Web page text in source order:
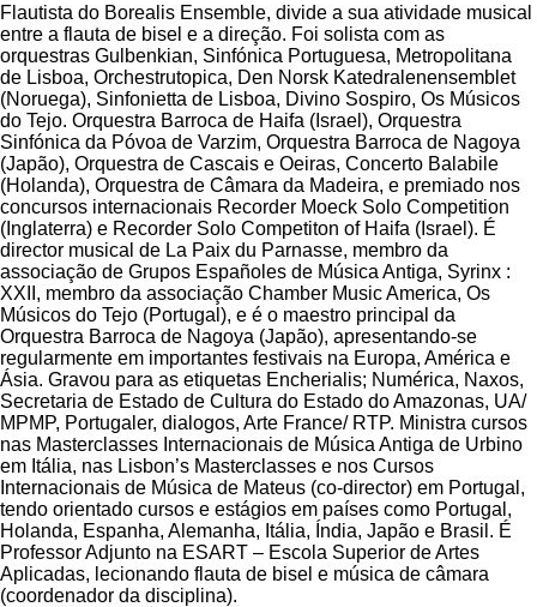
Flautista do Borealis Ensemble, divide a sua atividade musical
entre a flauta de bisel e a direção. Foi solista com as
orquestras Gulbenkian, Sinfónica Portuguesa, Metropolitana
de Lisboa, Orchestrutopica, Den Norsk Katedralenensemblet
(Noruega), Sinfonietta de Lisboa, Divino Sospiro, Os Músicos
do Tejo. Orquestra Barroca de Haifa (Israel), Orquestra
Sinfónica da Póvoa de Varzim, Orquestra Barroca de Nagoya
(Japão), Orquestra de Cascais e Oeiras, Concerto Balabile
(Holanda), Orquestra de Câmara da Madeira, e premiado nos
concursos internacionais Recorder Moeck Solo Competition
(Inglaterra) e Recorder Solo Competiton of Haifa (Israel). É
director musical de La Paix du Parnasse, membro da
associação de Grupos Españoles de Música Antiga, Syrinx :
XXII, membro da associação Chamber Music America, Os
Músicos do Tejo (Portugal), e é o maestro principal da
Orquestra Barroca de Nagoya (Japão), apresentando-se
regularmente em importantes festivais na Europa, América e
Ásia. Gravou para as etiquetas Encherialis; Numérica, Naxos,
Secretaria de Estado de Cultura do Estado do Amazonas, UA/
MPMP, Portugaler, dialogos, Arte France/ RTP. Ministra cursos
nas Masterclasses Internacionais de Música Antiga de Urbino
em Itália, nas Lisbon’s Masterclasses e nos Cursos
Internacionais de Música de Mateus (co-director) em Portugal,
tendo orientado cursos e estágios em países como Portugal,
Holanda, Espanha, Alemanha, Itália, Índia, Japão e Brasil. É
Professor Adjunto na ESART – Escola Superior de Artes
Aplicadas, lecionando flauta de bisel e música de câmara
(coordenador da disciplina).